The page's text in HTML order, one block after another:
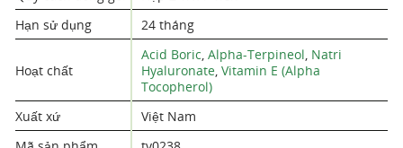
Hạn sử dụng
24 tháng
Hoạt chất
Acid Boric, Alpha-Terpineol, Natri
Hyaluronate, Vitamin E (Alpha
Tocopherol)
Xuất xứ
Việt Nam